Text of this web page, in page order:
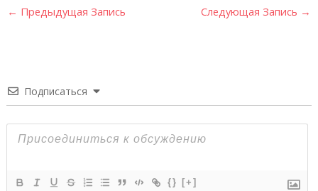
← Предыдущая Запись Следующая Запись →
Подписаться
{} [+]